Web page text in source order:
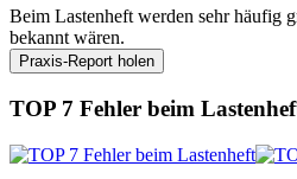
Beim Lastenheft werden sehr häufig
bekannt wären.
TOP 7 Fehler beim